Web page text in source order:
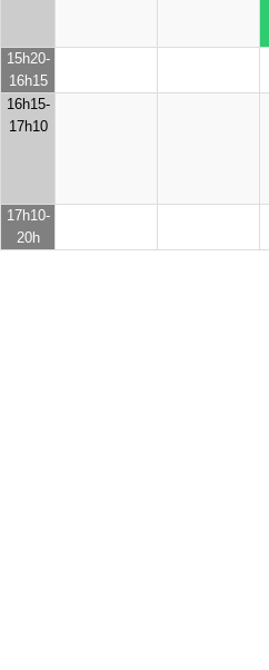
15h20-
16h15
16h15-
17h10
17h10-
20h